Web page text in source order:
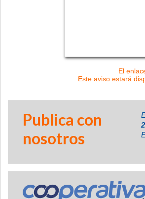
El
Este aviso estará
Publica con
nosotros